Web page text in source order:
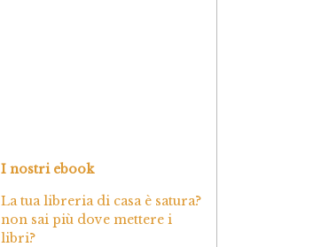
I nostri ebook
La tua libreria di casa è satura?
non sai più dove mettere i
libri?